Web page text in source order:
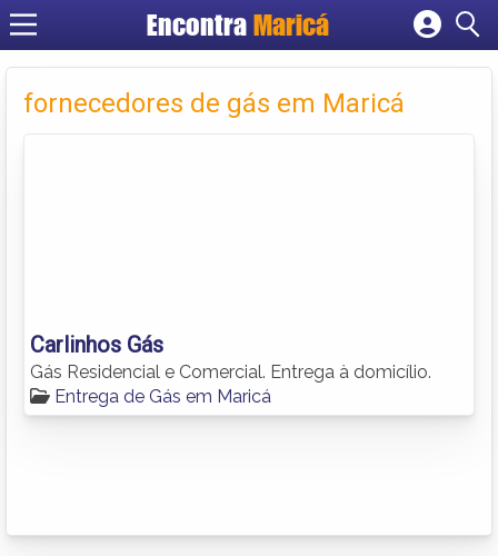
EncontraMaricá
Cadastrar empresa
Criar conta
fornecedores de gás em Maricá
Carlinhos Gás
Gás Residencial e Comercial. Entrega à domicílio.
Entrega de Gás em Maricá